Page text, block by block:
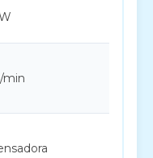
min